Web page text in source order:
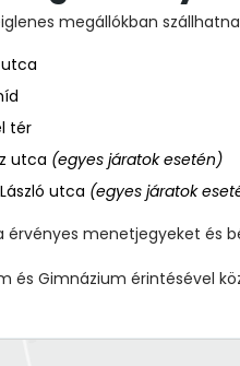
megállókban
tér
utca (egyes járatok esetén)
utca (egyes járatok
érvényes menetjegyeket és
és Gimnázium érintésével